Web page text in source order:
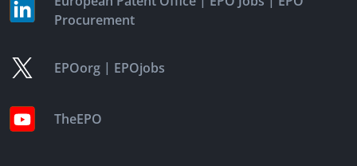
Procurement
EPOorg | EPOjobs
TheEPO